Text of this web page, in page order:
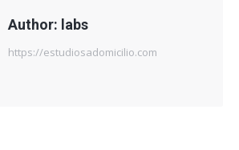
Author: labs
https://estudiosadomicilio.com